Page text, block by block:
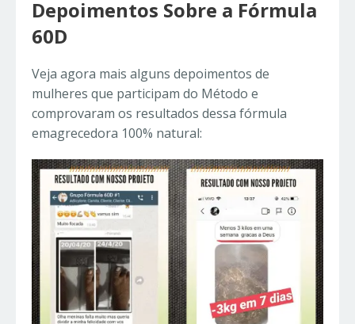
Depoimentos Sobre a Fórmula
60D
Veja agora mais alguns depoimentos de
mulheres que participam do Método e
comprovaram os resultados dessa fórmula
emagrecedora 100% natural: